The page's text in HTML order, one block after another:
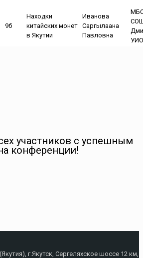
9б
Находки
китайских монет
в Якутии
Иванова
Саргылаана
Павловна
участников с успешным
конференции!
г.Якутск, Сергеляхское шоссе 12 км,